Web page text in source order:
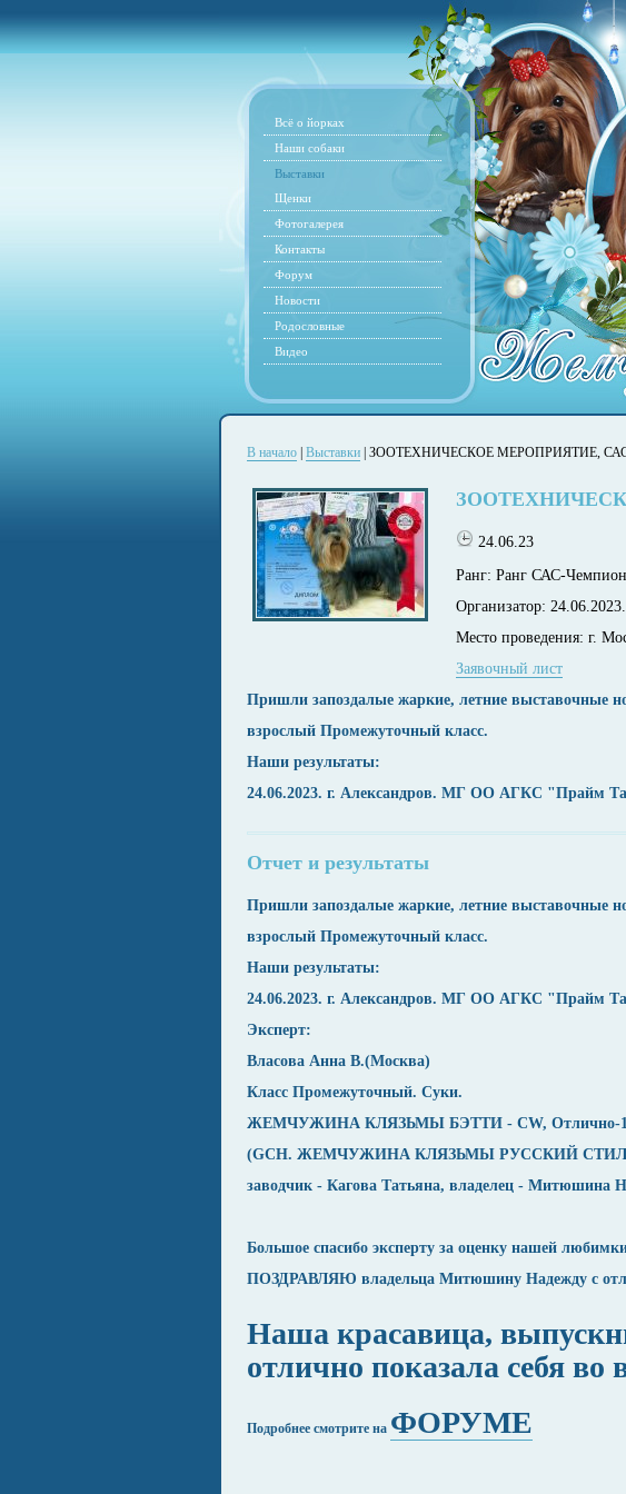
Всё о йорках
Наши собаки
Выставки
Щенки
Фотогалерея
Контакты
Форум
Новости
Родословные
Видео
В начало Выставки | ЗООТЕХНИЧЕСКОЕ МЕРОПРИЯТИЕ,
24.06.23
Ранг: Ранг САС-
Организатор:
Место проведения: г.
Заявочный лист
Пришли запоздалые жаркие, летние
взрослый Промежуточный класс.
Наши результаты:
24.06.2023. г. Александров. МГ ОО АГКС "Прайм
Отчет и результаты
Пришли запоздалые жаркие, летние
взрослый Промежуточный класс.
Наши результаты:
24.06.2023. г. Александров. МГ ОО АГКС "Прайм
Эксперт:
Власова Анна В.(Москва)
Класс Промежуточный. Суки.
ЖЕМЧУЖИНА КЛЯЗЬМЫ БЭТТИ - CW, Отлично-1,
(GCH. ЖЕМЧУЖИНА КЛЯЗЬМЫ РУССКИЙ
заводчик - Кагова Татьяна, владелец - Митюшина
Большое спасибо эксперту за оценку нашей
ПОЗДРАВЛЯЮ владельца Митюшину Надежду с
Наша красавица,
отлично показала себя во
Подробнее смотрите на ФОРУМЕ